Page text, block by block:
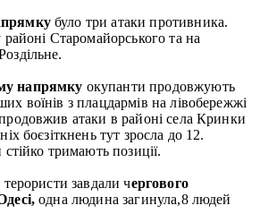
було три атаки противника.
районі Старомайорського та на
напрямку окупанти продовжують
воїнів з плацдармів на лівобережжі
атаки в районі села Кринки
боєзіткнень тут зросла до 12.
стійко тримають позиції.
терористи завдали чергового
одна людина загинула,8 людей